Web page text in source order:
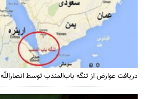
دریافت عوارض از تنگه باب‌المندب توسط انصاراللّه